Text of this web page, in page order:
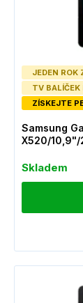
JEDEN ROK
TV
ZÍSKEJTE
Samsung
X520/10,9"/
Skladem